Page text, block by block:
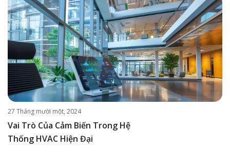
27 Tháng mười một, 2024
Vai Trò Của Cảm Biến Trong Hệ
Thống HVAC Hiện Đại